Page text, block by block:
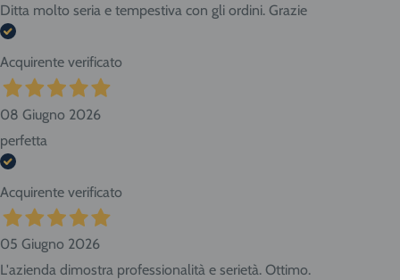
Ditta molto seria e tempestiva con gli ordini. Grazie
Acquirente verificato
08 Giugno 2026
perfetta
Acquirente verificato
05 Giugno 2026
L'azienda dimostra professionalità e serietà. Ottimo.